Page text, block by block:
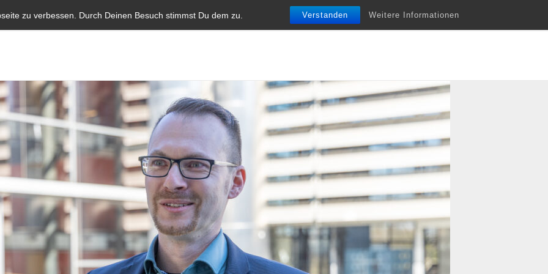
zu verbessen. Durch Deinen Besuch stimmst Du dem zu. Verstanden Weitere Informationen
Start Aktuelles Blauer Brief Parlamentarische Infobriefe Termine Vita Unterstützung